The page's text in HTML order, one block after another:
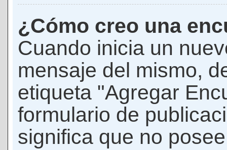
¿Cómo creo una
Cuando inicia un
mensaje del mismo,
etiqueta "Agregar
formulario de
significa que no